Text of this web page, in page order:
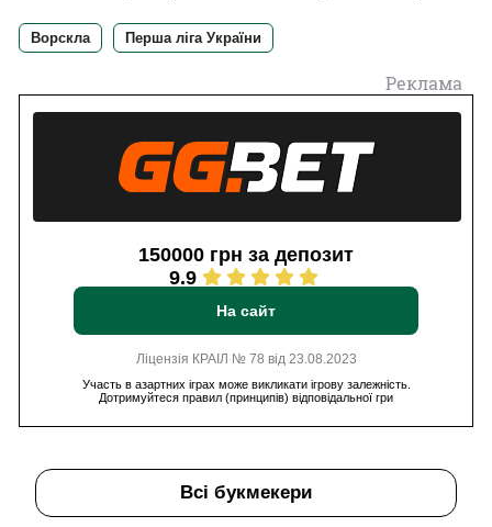
Ворскла Перша ліга України
Реклама
150000 грн за депозит
9.9
На сайт
Ліцензія КРАІЛ № 78 від 23.08.2023
Участь в азартних іграх може викликати ігрову залежність.
Дотримуйтеся правил (принципів) відповідальної гри
Всі букмекери